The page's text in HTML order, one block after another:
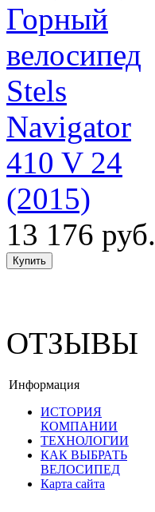
Горный
велосипед
Stels
Navigator
410 V 24
(2015)
13 176 руб.
ОТЗЫВЫ
Информация
ИСТОРИЯ
КОМПАНИИ
ТЕХНОЛОГИИ
КАК ВЫБРАТЬ
ВЕЛОСИПЕД
Карта сайта